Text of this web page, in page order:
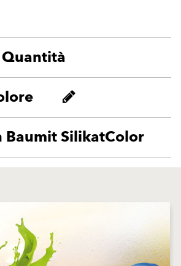
Baumit SilikatColor